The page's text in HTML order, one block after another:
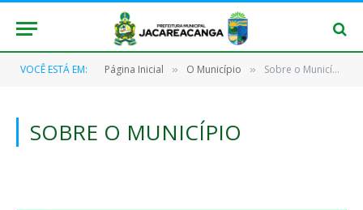
VOCÊ ESTÁ EM: Página Inicial » O Município » Sobre o Município
SOBRE O MUNICÍPIO